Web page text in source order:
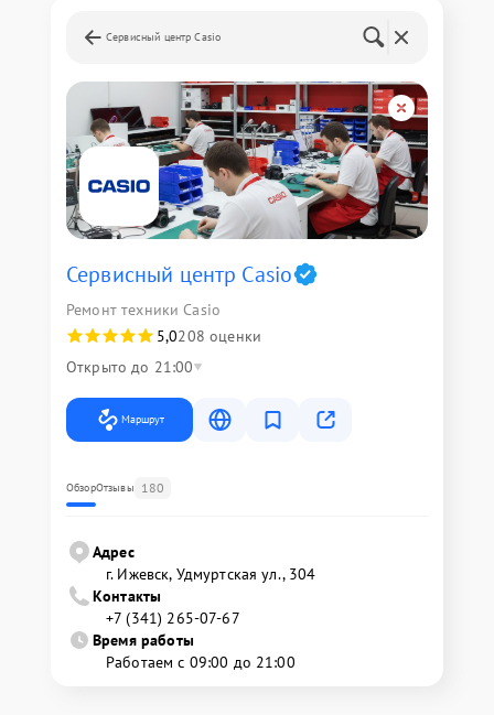
Сервисный центр Casio
Сервисный центр Casio
Ремонт техники Casio
5,0208 оценки
Открыто до 21:00
Маршрут
ОбзорОтзывы 180
Адрес
г. Ижевск, Удмуртская ул., 304
Контакты
+7 (341) 265-07-67
Время работы
Работаем с 09:00 до 21:00